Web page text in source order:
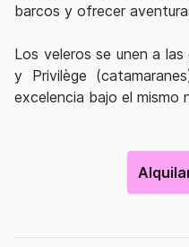
barcos y ofrecer
Los veleros se unen a
y Privilège
excelencia bajo el mismo